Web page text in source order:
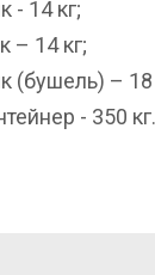
- 14 кг;
– 14 кг;
(бушель) – 18
- 350 кг.